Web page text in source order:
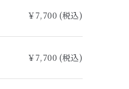
￥7,700 (税込)
￥7,700 (税込)